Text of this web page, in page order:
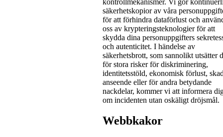
säkerhetskopior av våra
för att förhindra dataförlust och
oss av krypteringsteknologier för att
skydda dina personuppgifters
och autenticitet. I händelse av
säkerhetsbrott, som sannolikt utsätter
för stora risker för diskriminering,
identitetsstöld, ekonomisk förlust,
anseende eller för andra betydande
nackdelar, kommer vi att informera
om incidenten utan oskäligt dröjsmål.
Webbkakor